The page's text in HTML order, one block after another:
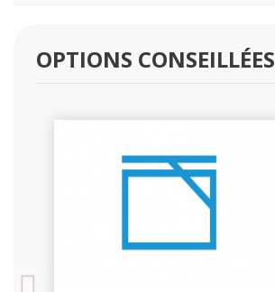
OPTIONS CONSEILLÉES